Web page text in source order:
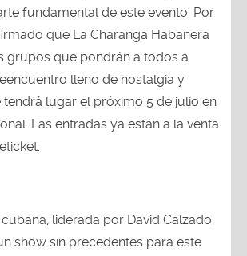
fundamental de este evento. Por
que La Charanga Habanera
grupos que pondrán a todos a
lleno de nostalgia y
tendrá lugar el próximo 5 de julio en
Las entradas ya están a la venta
liderada por David Calzado,
show sin precedentes para este